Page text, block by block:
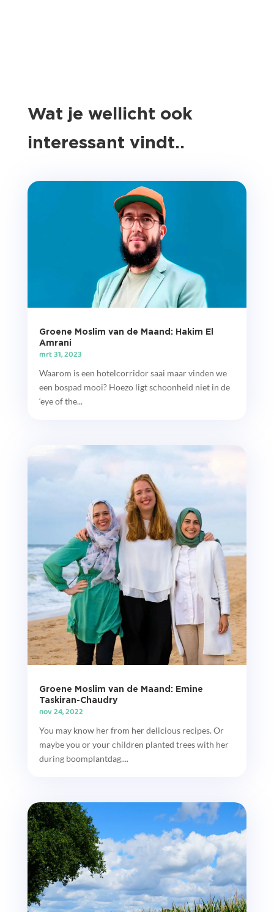
Wat je wellicht ook
interessant vindt..
Groene Moslim van de Maand: Hakim El
Amrani
mrt 31, 2023
Waarom is een hotelcorridor saai maar vinden we
een bospad mooi? Hoezo ligt schoonheid niet in de
‘eye of the...
Groene Moslim van de Maand: Emine
Taskiran-Chaudry
nov 24, 2022
You may know her from her delicious recipes. Or
maybe you or your children planted trees with her
during boomplantdag....